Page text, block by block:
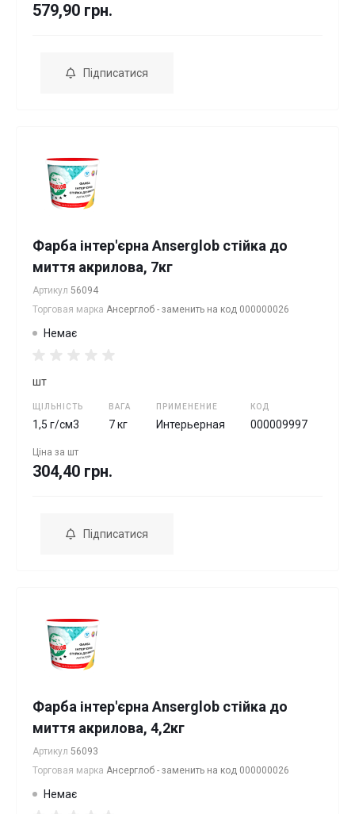
579,90 грн.
Підписатися
Фарба інтер'єрна Anserglob стійка до
миття акрилова, 7кг
Артикул 56094
Торговая марка Ансерглоб - заменить на код 000000026
Немає
шт
ЩІЛЬНІСТЬ
1,5 г/см3
ВАГА
7 кг
ПРИМЕНЕНИЕ
Интерьерная
КОД
000009997
Ціна за шт
304,40 грн.
Підписатися
Фарба інтер'єрна Anserglob стійка до
миття акрилова, 4,2кг
Артикул 56093
Торговая марка Ансерглоб - заменить на код 000000026
Немає